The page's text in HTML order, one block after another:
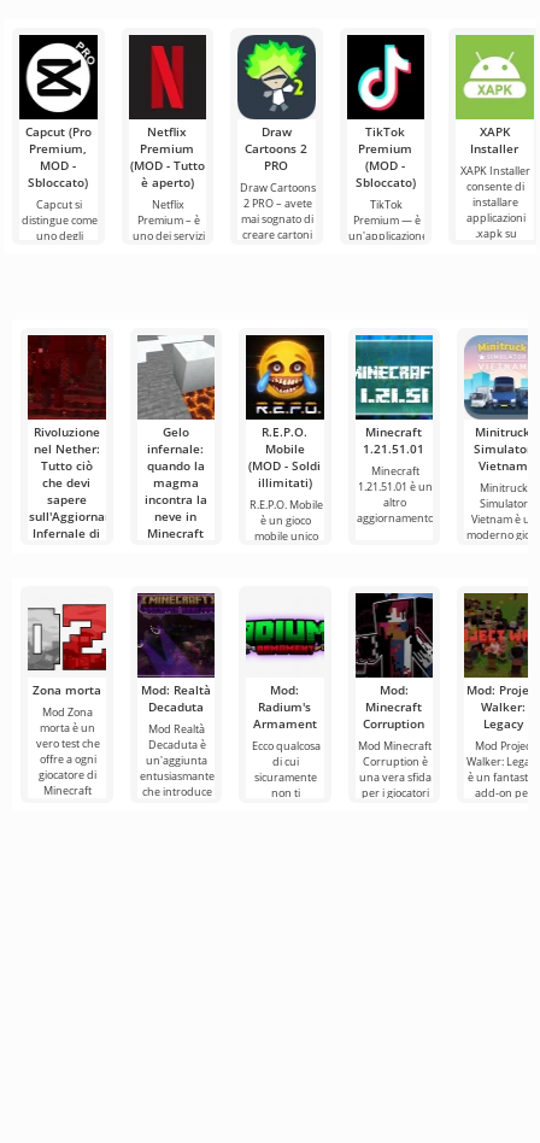
Wither
ovvero nuove
aggiunte
Capcut (Pro
Premium,
MOD -
Sbloccato)
Capcut si
distingue come
uno degli
Netflix
Premium
(MOD - Tutto
è aperto)
Netflix
Premium – è
uno dei servizi
Draw
Cartoons 2
PRO
Draw Cartoons
2 PRO – avete
mai sognato di
creare cartoni
TikTok
Premium
(MOD -
Sbloccato)
TikTok
Premium — è
un'applicazione
XAPK
Installer
XAPK Installer
consente di
installare
applicazioni
.xapk su
Rivoluzione
nel Nether:
Tutto ciò
che devi
sapere
sull'Aggiornamento
Infernale di
Minecraft è
cambiato
ancora una
Gelo
infernale:
quando la
magma
incontra la
neve in
Minecraft
Oggi
R.E.P.O.
Mobile
(MOD - Soldi
illimitati)
R.E.P.O. Mobile
è un gioco
mobile unico
Minecraft
1.21.51.01
Minecraft
1.21.51.01 è un
altro
aggiornamento
Minitruck
Simulator
Vietnam
Minitruck
Simulator
Vietnam è un
moderno
Zona morta
Mod Zona
morta è un
vero test che
offre a ogni
giocatore di
Minecraft
Mod: Realtà
Decaduta
Mod Realtà
Decaduta è
un'aggiunta
entusiasmante
che introduce
Mod:
Radium's
Armament
Ecco qualcosa
di cui
sicuramente
non ti
Mod:
Minecraft
Corruption
Mod Minecraft
Corruption è
una vera sfida
per i giocatori
Mod: Project
Walker:
Legacy
Mod Project
Walker:
è un fantastico
add-on per